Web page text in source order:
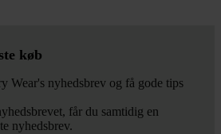
køb
Wear's nyhedsbrev og få gode tips
får du samtidig en
nyhedsbrev.